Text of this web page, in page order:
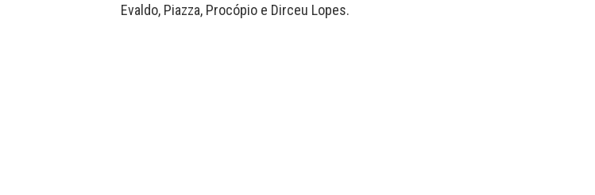
Evaldo, Piazza, Procópio e Dirceu Lopes.